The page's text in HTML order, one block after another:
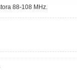
88-108 MHz.